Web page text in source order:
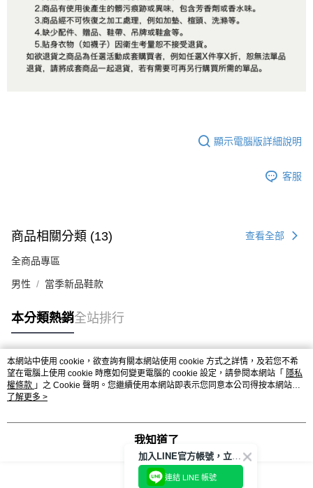
顯示電腦版詳細說明
客服
商品相關分類 (13) 查看全部
全商品專區
男性 當季新品鞋款
本分類熱銷全站排行
熱門標籤
本網站中使用 cookie，欲查詢有關本網站使用 cookie 方式之詳情，及若您不希
望在電腦上使用 cookie 時應如何變更電腦的 cookie 設定，請參閱本網站「 隱私
權條款 」之 Cookie 聲明。您繼續使用本網站即表示您同意本公司得按本網站使
用條款之 Cookie 聲明使用 cookie。
了解更多 >
我知道了
加入LINE官方帳號，立即獲得$100購物金!
連結 LINE 帳號